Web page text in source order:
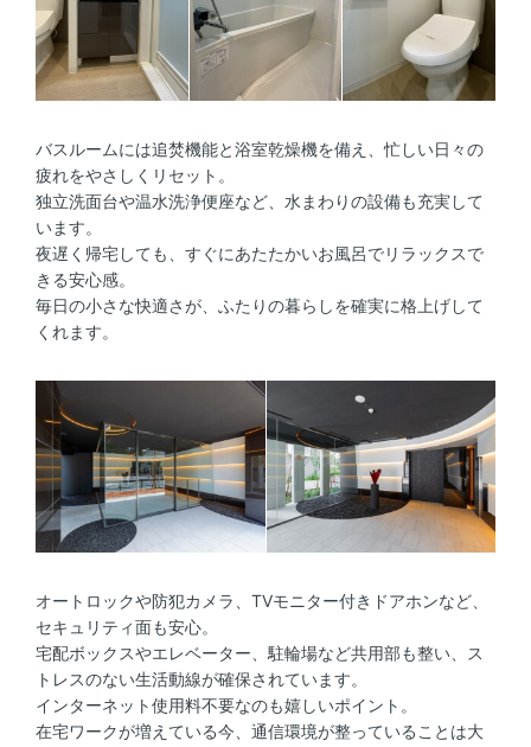
バスルームには追焚機能と浴室乾燥機を備え、忙しい日々の
疲れをやさしくリセット。
独立洗面台や温水洗浄便座など、水まわりの設備も充実して
います。
夜遅く帰宅しても、すぐにあたたかいお風呂でリラックスで
きる安心感。
毎日の小さな快適さが、ふたりの暮らしを確実に格上げして
くれます。
オートロックや防犯カメラ、TVモニター付きドアホンなど、
セキュリティ面も安心。
宅配ボックスやエレベーター、駐輪場など共用部も整い、ス
トレスのない生活動線が確保されています。
インターネット使用料不要なのも嬉しいポイント。
在宅ワークが増えている今、通信環境が整っていることは大